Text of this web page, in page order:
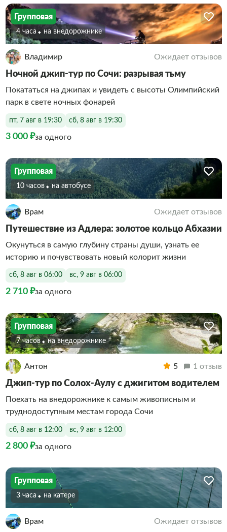
Групповая
4 часа На внедорожнике
Владимир Ожидает отзывов
Ночной джип-тур по Сочи: разрывая тьму
Покататься на джипах и увидеть с высоты Олимпийский
парк в свете ночных фонарей
пт, 7 авг в 19:30 сб, 8 авг в 19:30
3 000 ₽за одного
Групповая
10 часов На автобусе
Врам Ожидает отзывов
Путешествие из Адлера: золотое кольцо Абхазии
Окунуться в самую глубину страны души, узнать ее
историю и почувствовать новый колорит жизни
сб, 8 авг в 06:00 вс, 9 авг в 06:00
2 710 ₽за одного
Групповая
7 часов На внедорожнике
Антон 5 1 отзыв
Джип-тур по Солох-Аулу с джигитом водителем
Поехать на внедорожнике к самым живописным и
труднодоступным местам города Сочи
сб, 8 авг в 12:00 вс, 9 авг в 12:00
2 800 ₽за одного
Групповая
3 часа На катере
Врам Ожидает отзывов